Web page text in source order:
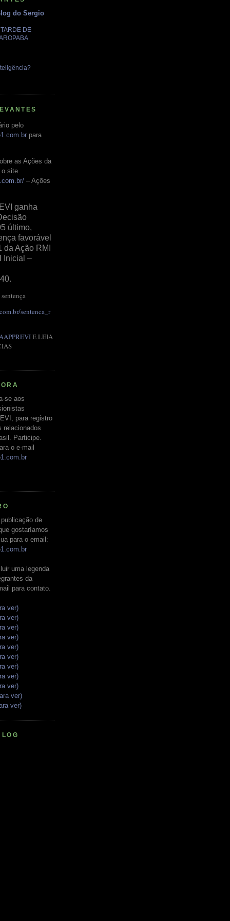
do Sergio
DE
pelo
para
as Ações da
o site
– Ações
ganha
último,
favorável
da Ação RMI
Inicial –
sentenca_r
AAPPREVIE LEIA
se aos
para registro
relacionados
Participe.
o e-mail
de
gostaríamos
para o email:
uma legenda
da
para contato.
ver)
ver)
ver)
ver)
ver)
ver)
ver)
ver)
ver)
ver)
ver)